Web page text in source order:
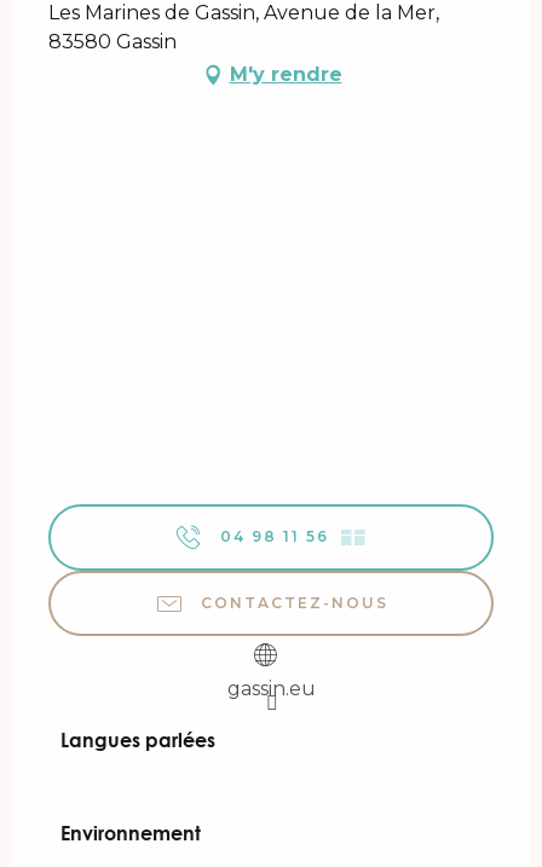
Les Marines de Gassin, Avenue de la Mer,
83580 Gassin
M'y rendre
04 98 11 56 ▒▒
CONTACTEZ-NOUS
gassin.eu
Langues parlées
Langues parlées
Environnement
Environnement